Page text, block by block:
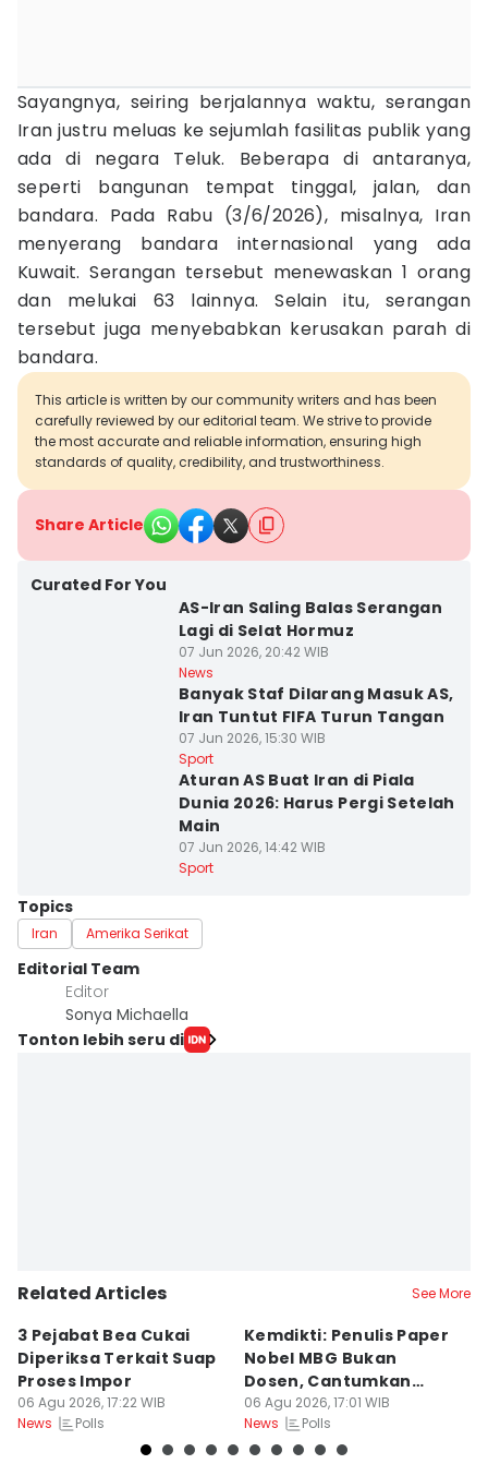
Sayangnya, seiring berjalannya waktu, serangan
Iran justru meluas ke sejumlah fasilitas publik yang
ada di negara Teluk. Beberapa di antaranya,
seperti bangunan tempat tinggal, jalan, dan
bandara. Pada Rabu (3/6/2026), misalnya, Iran
menyerang bandara internasional yang ada
Kuwait. Serangan tersebut menewaskan 1 orang
dan melukai 63 lainnya. Selain itu, serangan
tersebut juga menyebabkan kerusakan parah di
bandara.
This article is written by our community writers and has been
carefully reviewed by our editorial team. We strive to provide
the most accurate and reliable information, ensuring high
standards of quality, credibility, and trustworthiness.
Share Article
Curated For You
AS-Iran Saling Balas Serangan
Lagi di Selat Hormuz
07 Jun 2026, 20:42 WIB
News
Banyak Staf Dilarang Masuk AS,
Iran Tuntut FIFA Turun Tangan
07 Jun 2026, 15:30 WIB
Sport
Aturan AS Buat Iran di Piala
Dunia 2026: Harus Pergi Setelah
Main
07 Jun 2026, 14:42 WIB
Sport
Topics
Iran Amerika Serikat
Editorial Team
Editor
Sonya Michaella
Tonton lebih seru di
Related Articles See More
3 Pejabat Bea Cukai
Diperiksa Terkait Suap
Proses Impor
06 Agu 2026, 17:22 WIB
News
Polls
Kemdikti: Penulis Paper
Nobel MBG Bukan
Dosen, Cantumkan
Nama Tanpa
Persetujuan
06 Agu 2026, 17:01 WIB
News
Polls